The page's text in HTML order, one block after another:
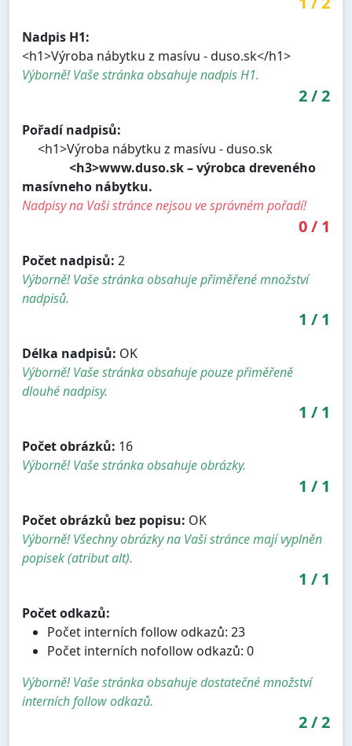
Nadpis H1:
<h1>Výroba nábytku z masívu - duso.sk</h1>
Výborně! Vaše stránka obsahuje nadpis H1.
2/2
Pořadí nadpisů:
<h1>Výroba nábytku z masívu - duso.sk
<h3>www.duso.sk – výrobca dreveného
masívneho nábytku.
Nadpisy na Vaši stránce nejsou ve správném pořadí!
0/ 1
Počet nadpisů: 2
Výborně! Vaše stránka obsahuje přiměřené množství
nadpisů.
1 / 1
Délka nadpisů: OK
Výborně! Vaše stránka obsahuje pouze přiměřeně
dlouhé nadpisy.
1 / 1
Počet obrázků: 16
Výborně! Vaše stránka obsahuje obrázky.
1 / 1
Počet obrázků bez popisu: OK
Výborně! Všechny obrázky na Vaši stránce mají vyplněn
popisek (atribut alt).
1 / 1
Počet odkazů:
Počet interních follow odkazů: 23
Počet interních nofollow odkazů: 0
Výborně! Vaše stránka obsahuje dostatečné množství
interních follow odkazů.
2/2